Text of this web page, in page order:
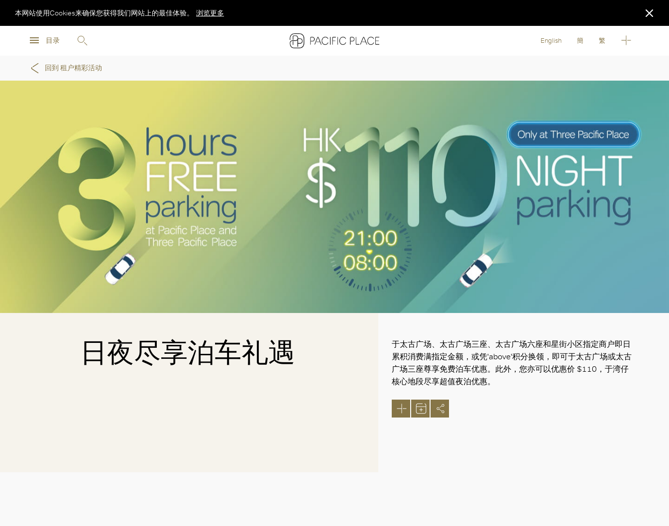
目录
本网站使用Cookies来确保您获得我们网站上的最佳体验。 浏览更多
English 簡 繁
回到 租户精彩活动
日夜尽享泊车礼遇
于太古广场、太古广场三座、太古广场六座和星街小区指定商户即日
累积消费满指定金额，或凭'above'积分换领，即可于太古广场或太古
广场三座尊享免费泊车优惠。此外，您亦可以优惠价 $110，于湾仔
核心地段尽享超值夜泊优惠。